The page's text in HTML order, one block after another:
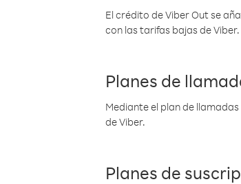
El crédito de Viber Out se
con las tarifas bajas de Viber.
Planes de
Mediante el plan de
de Viber.
Planes de